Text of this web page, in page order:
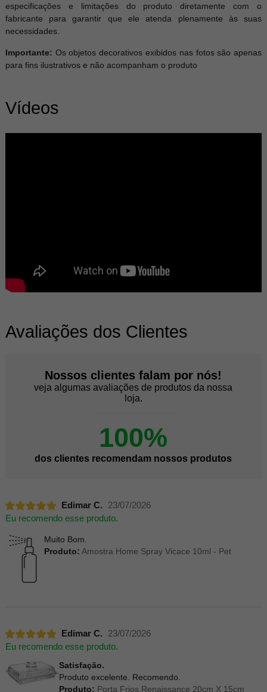
especificações e limitações do produto diretamente com o
fabricante para garantir que ele atenda plenamente às suas
necessidades.
Importante: Os objetos decorativos exibidos nas fotos são apenas
para fins ilustrativos e não acompanham o produto
Vídeos
Avaliações dos Clientes
Nossos clientes falam por nós!
veja algumas avaliações de produtos da nossa
loja.
100%
dos clientes recomendam nossos produtos
Edimar C.
23/07/2026
Eu recomendo esse produto.
Muito Bom.
Produto: Amostra Home Spray Vicace 10ml - Pet
Edimar C.
23/07/2026
Eu recomendo esse produto.
Satisfação.
Produto excelente. Recomendo.
Produto: Porta Frios Renaissance 20cm X 15cm